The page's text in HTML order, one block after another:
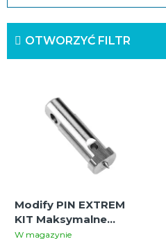
r
OTWORZYĆ FILTR
o
Modify PIN EXTREM
KIT Maksymalne
Zwiększenie Mocy /
W magazynie